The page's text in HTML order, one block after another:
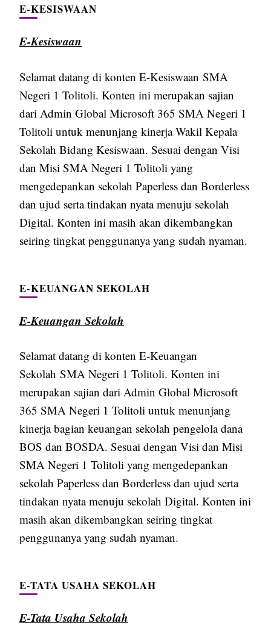
E-KESISWAAN
E-Kesiswaan
Selamat datang di konten E-Kesiswaan SMA
Negeri 1 Tolitoli. Konten ini merupakan sajian
dari Admin Global Microsoft 365 SMA Negeri 1
Tolitoli untuk menunjang kinerja Wakil Kepala
Sekolah Bidang Kesiswaan. Sesuai dengan Visi
dan Misi SMA Negeri 1 Tolitoli yang
mengedepankan sekolah Paperless dan Borderless
dan ujud serta tindakan nyata menuju sekolah
Digital. Konten ini masih akan dikembangkan
seiring tingkat penggunanya yang sudah nyaman.
E-KEUANGAN SEKOLAH
E-Keuangan Sekolah
Selamat datang di konten E-Keuangan
Sekolah SMA Negeri 1 Tolitoli. Konten ini
merupakan sajian dari Admin Global Microsoft
365 SMA Negeri 1 Tolitoli untuk menunjang
kinerja bagian keuangan sekolah pengelola dana
BOS dan BOSDA. Sesuai dengan Visi dan Misi
SMA Negeri 1 Tolitoli yang mengedepankan
sekolah Paperless dan Borderless dan ujud serta
tindakan nyata menuju sekolah Digital. Konten ini
masih akan dikembangkan seiring tingkat
penggunanya yang sudah nyaman.
E-TATA USAHA SEKOLAH
E-Tata Usaha Sekolah